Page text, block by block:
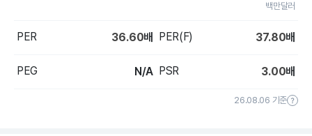
백만달러
PER 36.60배 PER(F) 37.80배
PEG N/A PSR 3.00배
26.08.06 기준